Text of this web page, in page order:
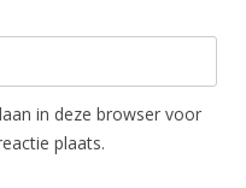
in deze browser voor
plaats.